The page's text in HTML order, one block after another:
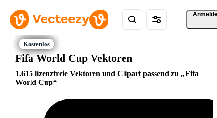
Fifa World Cup Vektoren
1.615 lizenzfreie Vektoren und Clipart passend zu
Fifa
World Cup